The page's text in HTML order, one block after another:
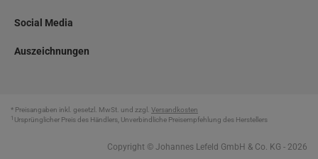
Social Media
Auszeichnungen
* Preisangaben inkl. gesetzl. MwSt. und zzgl. Versandkosten
1 Ursprünglicher Preis des Händlers, Unverbindliche Preisempfehlung des Herstellers
Copyright © Johannes Lefeld GmbH & Co. KG - 2026